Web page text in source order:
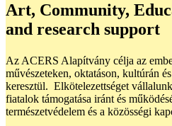
Art, Community,
and research support
Az ACERS Alapítvány célja az
művészeteken, oktatáson, kultúrán
keresztül. Elkötelezettséget
fiatalok támogatása iránt és
természetvédelem és a közösségi